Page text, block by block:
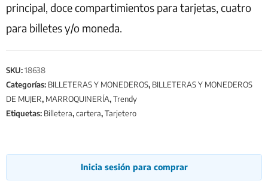
principal, doce compartimientos para tarjetas, cuatro
para billetes y/o moneda.
SKU:18638
Categorías: BILLETERAS Y MONEDEROS, BILLETERAS Y MONEDEROS
DE MUJER, MARROQUINERÍA,Trendy
Etiquetas: Billetera,cartera,Tarjetero
Inicia sesión para comprar